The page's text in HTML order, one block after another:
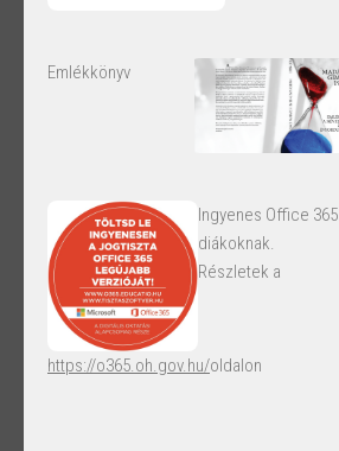
Emlékkönyv
Ingyenes Office 365
diákoknak.
Részletek a
https://o365.oh.gov.hu/oldalon